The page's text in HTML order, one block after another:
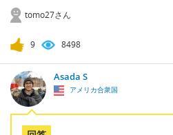
tomo27さん
9 8498
Asada S
アメリカ合衆国